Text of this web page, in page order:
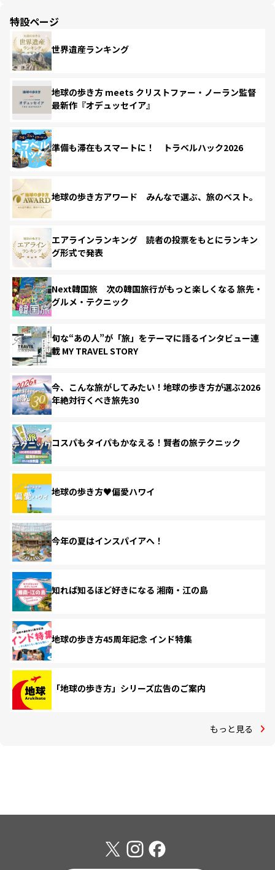
特設ページ
世界遺産ランキング
地球の歩き方 meets クリストファー・ノーラン監督
最新作『オデュッセイア』
準備も滞在もスマートに！ トラベルハック2026
地球の歩き方アワード みんなで選ぶ、旅のベスト。
エアラインランキング 読者の投票をもとにランキン
グ形式で発表
Next韓国旅 次の韓国旅行がもっと楽しくなる 旅先・
グルメ・テクニック
旬な“あの人”が「旅」をテーマに語るインタビュー連
載 MY TRAVEL STORY
今、こんな旅がしてみたい！地球の歩き方が選ぶ2026
年絶対行くべき旅先30
コスパもタイパもかなえる！賢者の旅テクニック
地球の歩き方♥偏愛ハワイ
今年の夏はインスパイアへ！
知れば知るほど好きになる 湘南・江の島
地球の歩き方45周年記念 インド特集
「地球の歩き方」シリーズ広告のご案内
もっと見る